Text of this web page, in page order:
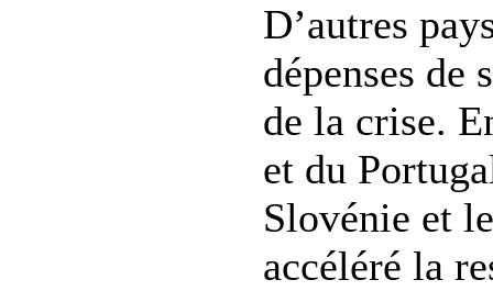
D’autres
dépenses de
de la crise.
et du
Slovénie et
accéléré la